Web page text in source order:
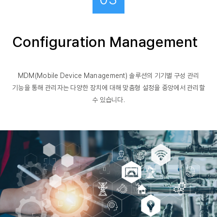
Configuration Management
MDM(Mobile Device Management) 솔루션의 기기별 구성 관리
기능을 통해 관리자는 다양한 장치에 대해 맞춤형 설정을 중앙에서 관리할
수 있습니다.